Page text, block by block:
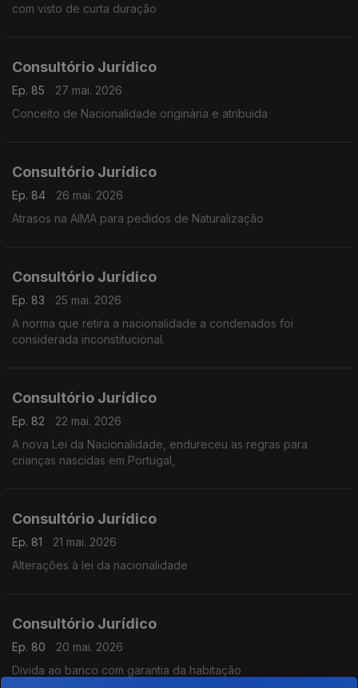
com visto de curta duração
Consultório Jurídico
Ep. 85
27 mai. 2026
Conceito de Nacionalidade originária e atribuida
Consultório Jurídico
Ep. 84
26 mai. 2026
Atrasos na AIMA para pedidos de Naturalização
Consultório Jurídico
Ep. 83
25 mai. 2026
A norma que retira a nacionalidade a condenados foi
considerada inconstitucional.
Consultório Jurídico
Ep. 82
22 mai. 2026
A nova Lei da Nacionalidade, endureceu as regras para
crianças nascidas em Portugal,
Consultório Jurídico
Ep. 81
21 mai. 2026
Alterações à lei da nacionalidade
Consultório Jurídico
Ep. 80
20 mai. 2026
Divida ao banco com garantia da habitação